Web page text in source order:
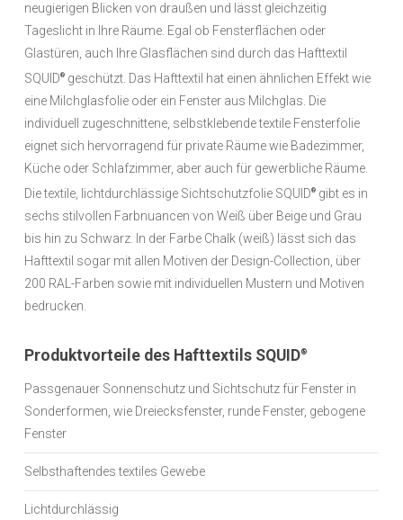
neugierigen Blicken von draußen und lässt gleichzeitig
Tageslicht in Ihre Räume. Egal ob Fensterflächen oder
Glastüren, auch Ihre Glasflächen sind durch das Hafttextil
SQUID® geschützt. Das Hafttextil hat einen ähnlichen Effekt wie
eine Milchglasfolie oder ein Fenster aus Milchglas. Die
individuell zugeschnittene, selbstklebende textile Fensterfolie
eignet sich hervorragend für private Räume wie Badezimmer,
Küche oder Schlafzimmer, aber auch für gewerbliche Räume.
Die textile, lichtdurchlässige Sichtschutzfolie SQUID®gibt es in
sechs stilvollen Farbnuancen von Weiß über Beige und Grau
bis hin zu Schwarz. In der Farbe Chalk (weiß) lässt sich das
Hafttextil sogar mit allen Motiven der Design-Collection, über
200 RAL-Farben sowie mit individuellen Mustern und Motiven
bedrucken.
Produktvorteile des Hafttextils SQUID®
Passgenauer Sonnenschutz und Sichtschutz für Fenster in
Sonderformen, wie Dreiecksfenster, runde Fenster, gebogene
Fenster
Selbsthaftendes textiles Gewebe
Lichtdurchlässig